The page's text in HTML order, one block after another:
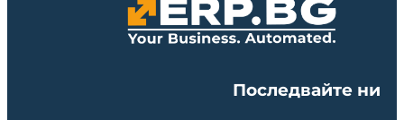
Последвайте ни